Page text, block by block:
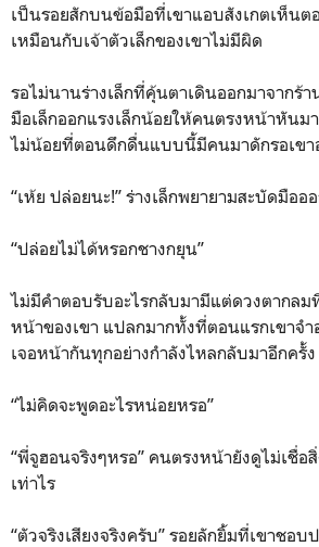
เป็นรอยสักบนข้อมือที่เขาแอบสังเกตเห็นต
เหมือนกับเจ้าตัวเล็กของเขาไม่มีผิด
รอไม่นานร่างเล็กที่คุ้นตาเดินออกมาจากร้
มือเล็กออกแรงเล็กน้อยให้คนตรงหน้าหันม
ไม่น้อยที่ตอนดึกดื่นแบบนี้มีคนมาดักรอเขา
“เห้ย ปล่อยนะ!” ร่างเล็กพยายามสะบัดมือ
“ปล่อยไม่ได้หรอกชางกยุน”
ไม่มีคำตอบรับอะไรกลับมามีแต่ดวงตากลม
หน้าของเขา แปลกมากทั้งที่ตอนแรกเขาจำ
เจอหน้ากันทุกอย่างกำลังไหลกลับมาอีกครั้ง
“ไม่คิดจะพูดอะไรหน่อยหรอ”
“พี่จูฮอนจริงๆหรอ” คนตรงหน้ายังดูไม่เชื่อ
เท่าไร
“ตัวจริงเสียงจริงครับ” รอยลักยิ้มที่เขาชอ